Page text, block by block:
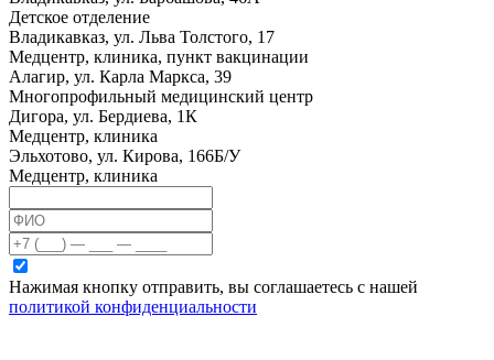
Детское отделение
Владикавказ, ул. Льва Толстого, 17
Медцентр, клиника, пункт вакцинации
Алагир, ул. Карла Маркса, 39
Многопрофильный медицинский центр
Дигора, ул. Бердиева, 1К
Медцентр, клиника
Эльхотово, ул. Кирова, 166Б/У
Медцентр, клиника
Нажимая кнопку отправить, вы соглашаетесь с нашей
политикой конфиденциальности